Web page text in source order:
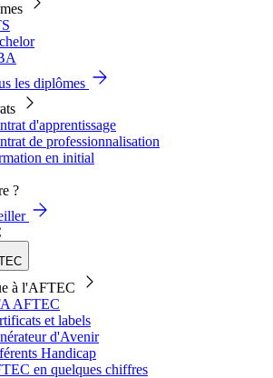
les diplômes
d'apprentissage
de professionnalisation
en initial
?
à l'AFTEC
AFTEC
et labels
d'Avenir
Handicap
en quelques chiffres